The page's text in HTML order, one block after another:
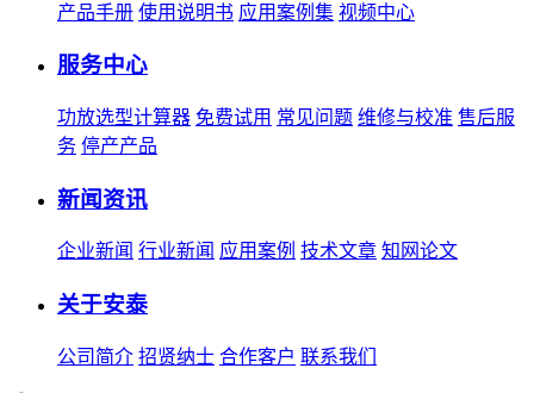
产品手册 使用说明书 应用案例集 视频中心
服务中心
功放选型计算器 免费试用 常见问题 维修与校准 售后服
务 停产产品
新闻资讯
企业新闻 行业新闻 应用案例 技术文章 知网论文
关于安泰
公司简介 招贤纳士 合作客户 联系我们